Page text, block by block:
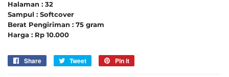
Halaman : 32
Sampul : Softcover
Berat Pengiriman : 75 gram
Harga : Rp 10.000
Share
SebarkanTweet
Tweet
Pin it